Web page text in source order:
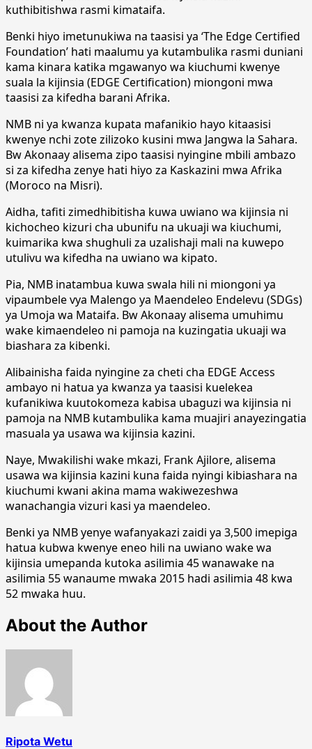
kuthibitishwa rasmi kimataifa.
Benki hiyo imetunukiwa na taasisi ya ‘The Edge Certified
Foundation’ hati maalumu ya kutambulika rasmi duniani
kama kinara katika mgawanyo wa kiuchumi kwenye
suala la kijinsia (EDGE Certification) miongoni mwa
taasisi za kifedha barani Afrika.
NMB ni ya kwanza kupata mafanikio hayo kitaasisi
kwenye nchi zote zilizoko kusini mwa Jangwa la Sahara.
Bw Akonaay alisema zipo taasisi nyingine mbili ambazo
si za kifedha zenye hati hiyo za Kaskazini mwa Afrika
(Moroco na Misri).
Aidha, tafiti zimedhibitisha kuwa uwiano wa kijinsia ni
kichocheo kizuri cha ubunifu na ukuaji wa kiuchumi,
kuimarika kwa shughuli za uzalishaji mali na kuwepo
utulivu wa kifedha na uwiano wa kipato.
Pia, NMB inatambua kuwa swala hili ni miongoni ya
vipaumbele vya Malengo ya Maendeleo Endelevu (SDGs)
ya Umoja wa Mataifa. Bw Akonaay alisema umuhimu
wake kimaendeleo ni pamoja na kuzingatia ukuaji wa
biashara za kibenki.
Alibainisha faida nyingine za cheti cha EDGE Access
ambayo ni hatua ya kwanza ya taasisi kuelekea
kufanikiwa kuutokomeza kabisa ubaguzi wa kijinsia ni
pamoja na NMB kutambulika kama muajiri anayezingatia
masuala ya usawa wa kijinsia kazini.
Naye, Mwakilishi wake mkazi, Frank Ajilore, alisema
usawa wa kijinsia kazini kuna faida nyingi kibiashara na
kiuchumi kwani akina mama wakiwezeshwa
wanachangia vizuri kasi ya maendeleo.
Benki ya NMB yenye wafanyakazi zaidi ya 3,500 imepiga
hatua kubwa kwenye eneo hili na uwiano wake wa
kijinsia umepanda kutoka asilimia 45 wanawake na
asilimia 55 wanaume mwaka 2015 hadi asilimia 48 kwa
52 mwaka huu.
About the Author
Ripota Wetu